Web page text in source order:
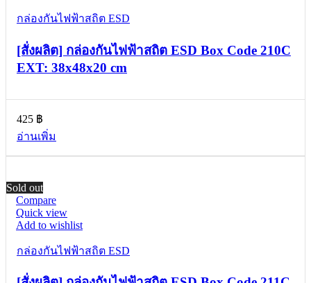
กล่องกันไฟฟ้าสถิต ESD
[สั่งผลิต] กล่องกันไฟฟ้าสถิต ESD Box Code 210C
EXT: 38x48x20 cm
425 ฿
อ่านเพิ่ม
Sold out
Compare
Quick view
Add to wishlist
กล่องกันไฟฟ้าสถิต ESD